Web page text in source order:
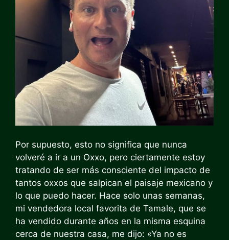
Por supuesto, esto no significa que nunca
volveré a ir a un Oxxo, pero ciertamente estoy
tratando de ser más consciente del impacto de
tantos oxxos que salpican el paisaje mexicano y
lo que puedo hacer. Hace solo unas semanas,
mi vendedora local favorita de Tamale, que se
ha vendido durante años en la misma esquina
cerca de nuestra casa, me dijo: «Ya no es